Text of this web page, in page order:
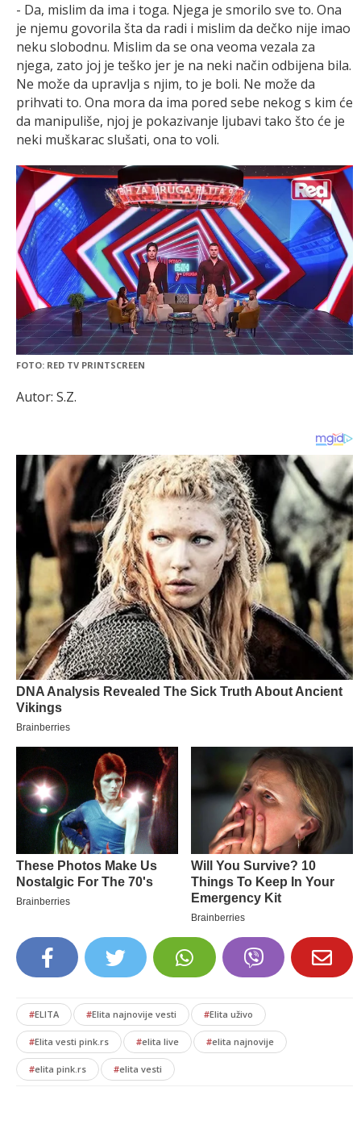
- Da, mislim da ima i toga. Njega je smorilo sve to. Ona
je njemu govorila šta da radi i mislim da dečko nije imao
neku slobodnu. Mislim da se ona veoma vezala za
njega, zato joj je teško jer je na neki način odbijena bila.
Ne može da upravlja s njim, to je boli. Ne može da
prihvati to. Ona mora da ima pored sebe nekog s kim će
da manipuliše, njoj je pokazivanje ljubavi tako što će je
neki muškarac slušati, ona to voli.
FOTO: RED TV PRINTSCREEN
Autor: S.Z.
#ELITA #Elita najnovije vesti #Elita uživo
#Elita vesti pink.rs #elita live #elita najnovije
#elita pink.rs #elita vesti